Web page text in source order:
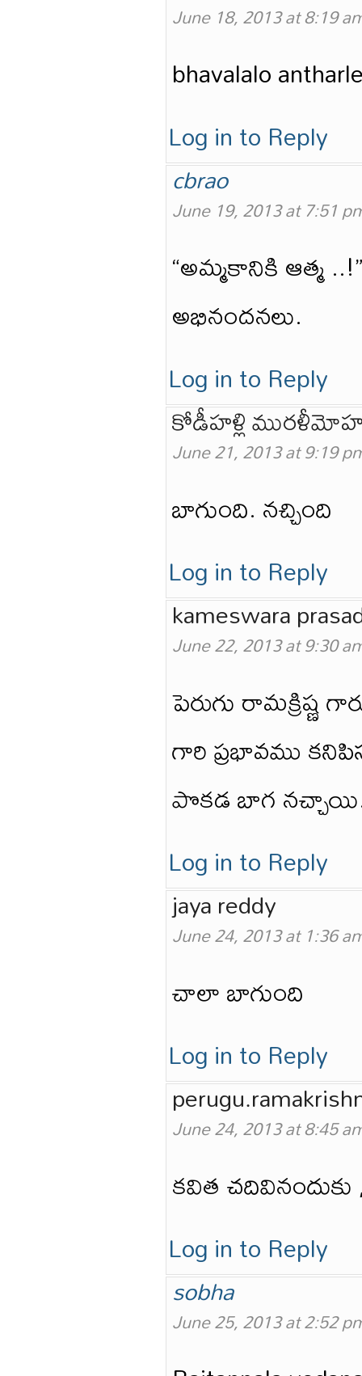
June 18, 2013 at 8:19
bhavalalo
Log in to Reply
cbrao
June 19, 2013 at 7:51
“అమ్మకానికి ఆత్మ
అభినందనలు.
Log in to Reply
కోడీహళ్లి
June 21, 2013 at 9:19
బాగుంది. నచ్చింది
Log in to Reply
kameswara
June 22, 2013 at 9:30
పెరుగు రామక్రిష్ణ
గారి ప్రభావము
పొకడ బాగ
Log in to Reply
jaya reddy
June 24, 2013 at 1:36
చాలా బాగుంది
Log in to Reply
June 24, 2013 at 8:45
కవిత చదివినందుకు
Log in to Reply
sobha
June 25, 2013 at 2:52